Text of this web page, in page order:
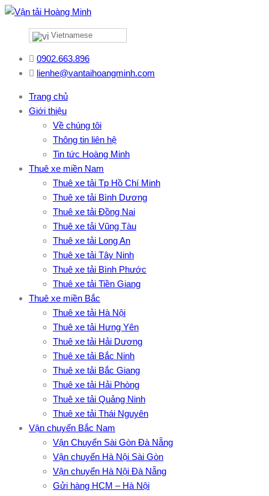
Vietnamese
0902.663.896
lienhe@vantaihoangminh.com
Trang chủ
Giới thiệu
Về chúng tôi
Thông tin liên hệ
Tin tức Hoàng Minh
Thuê xe miền Nam
Thuê xe tải Tp Hồ Chí Minh
Thuê xe tải Bình Dương
Thuê xe tải Đồng Nai
Thuê xe tải Vũng Tàu
Thuê xe tải Long An
Thuê xe tải Tây Ninh
Thuê xe tải Bình Phước
Thuê xe tải Tiền Giang
Thuê xe miền Bắc
Thuê xe tải Hà Nội
Thuê xe tải Hưng Yên
Thuê xe tải Hải Dương
Thuê xe tải Bắc Ninh
Thuê xe tải Bắc Giang
Thuê xe tải Hải Phòng
Thuê xe tải Quảng Ninh
Thuê xe tải Thái Nguyên
Vận chuyển Bắc Nam
Vận Chuyển Sài Gòn Đà Nẵng
Vận chuyển Hà Nội Sài Gòn
Vận chuyển Hà Nội Đà Nẵng
Gửi hàng HCM – Hà Nội